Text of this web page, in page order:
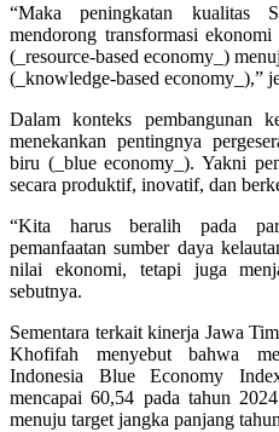
“Maka peningkatan kualitas
mendorong transformasi
(_resource-based economy_)
(_knowledge-based economy_),”
Dalam konteks pembangunan
menekankan pentingnya
biru (_blue economy_). Yakni
secara produktif, inovatif, dan
“Kita harus beralih pada
pemanfaatan sumber daya
nilai ekonomi, tetapi juga
sebutnya.
Sementara terkait kinerja Jawa
Khofifah menyebut bahwa
Indonesia Blue Economy
mencapai 60,54 pada tahun
menuju target jangka panjang